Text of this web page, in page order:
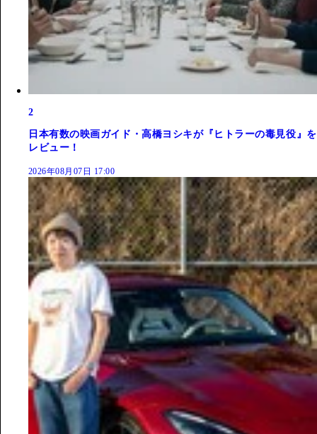
2
日本有数の映画ガイド・高橋ヨシキが『ヒトラーの毒見役』を
レビュー！
2026年08月07日 17:00